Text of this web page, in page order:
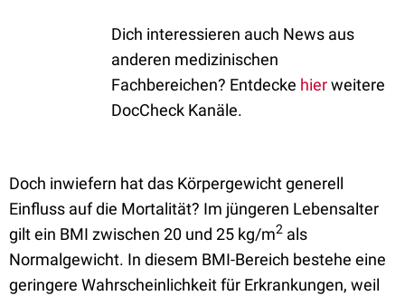
Dich interessieren auch News aus
anderen medizinischen
Fachbereichen? Entdecke hierweitere
DocCheck Kanäle.
Doch inwiefern hat das Körpergewicht generell
Einfluss auf die Mortalität? Im jüngeren Lebensalter
gilt ein BMI zwischen 20 und 25 kg/m2 als
Normalgewicht. In diesem BMI-Bereich bestehe eine
geringere Wahrscheinlichkeit für Erkrankungen, weil